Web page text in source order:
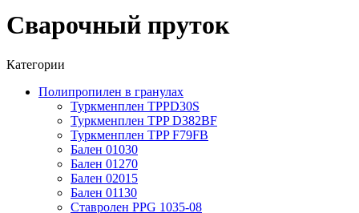
Сварочный пруток
Категории
Полипропилен в гранулах
Туркменплен TPPD30S
Туркменплен TPP D382BF
Туркменплен TPP F79FB
Бален 01030
Бален 01270
Бален 02015
Бален 01130
Ставролен PPG 1035-08